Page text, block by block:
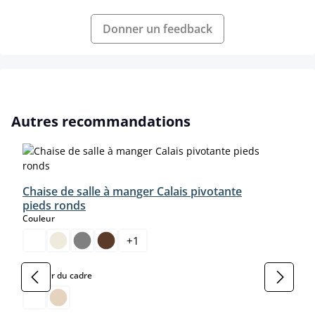
Donner un feedback
Ignorer la galerie de produits
Autres recommandations
Chaise de salle à manger Calais pivotante
pieds ronds
Couleurselect
+1
Couleur du cadreselect